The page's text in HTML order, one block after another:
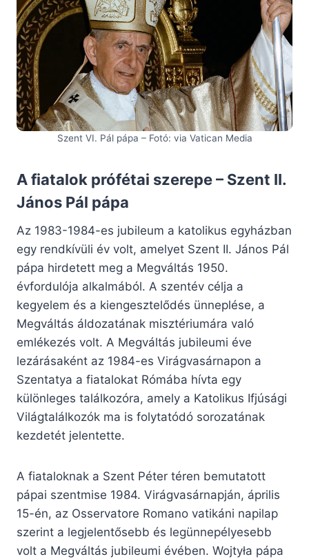
Szent VI. Pál pápa – Fotó: via Vatican Media
A fiatalok prófétai szerepe – Szent II.
János Pál pápa
Az 1983-1984-es jubileum a katolikus egyházban
egy rendkívüli év volt, amelyet Szent II. János Pál
pápa hirdetett meg a Megváltás 1950.
évfordulója alkalmából. A szentév célja a
kegyelem és a kiengesztelődés ünneplése, a
Megváltás áldozatának misztériumára való
emlékezés volt. A Megváltás jubileumi éve
lezárásaként az 1984-es Virágvasárnapon a
Szentatya a fiatalokat Rómába hívta egy
különleges találkozóra, amely a Katolikus Ifjúsági
Világtalálkozók ma is folytatódó sorozatának
kezdetét jelentette.
A fiataloknak a Szent Péter téren bemutatott
pápai szentmise 1984. Virágvasárnapján, április
15-én, az Osservatore Romano vatikáni napilap
szerint a legjelentősebb és legünnepélyesebb
volt a Megváltás jubileumi évében. Wojtyła pápa